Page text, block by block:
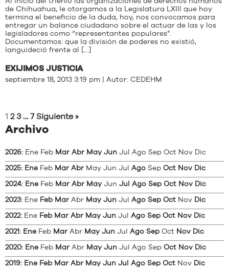
de Chihuahua, le otorgamos a la Legislatura LXIII que hoy
termina el beneficio de la duda, hoy, nos convocamos para
entregar un balance ciudadano sobre el actuar de las y los
legisladores como “representantes populares”.
Documentamos: que la división de poderes no existió,
languideció frente al […]
EXIJIMOS JUSTICIA
septiembre 18, 2013 3:19 pm | Autor: CEDEHM
1 2 3 … 7 Siguiente »
Archivo
2026: Ene Feb Mar Abr May Jun Jul Ago Sep Oct Nov Dic
2025: Ene Feb Mar Abr May Jun Jul Ago Sep Oct Nov Dic
2024: Ene Feb Mar Abr May Jun Jul Ago Sep Oct Nov Dic
2023: Ene Feb Mar Abr May Jun Jul Ago Sep Oct Nov Dic
2022: Ene Feb Mar Abr May Jun Jul Ago Sep Oct Nov Dic
2021: Ene Feb Mar Abr May Jun Jul Ago Sep Oct Nov Dic
2020: Ene Feb Mar Abr May Jun Jul Ago Sep Oct Nov Dic
2019: Ene Feb Mar Abr May Jun Jul Ago Sep Oct Nov Dic